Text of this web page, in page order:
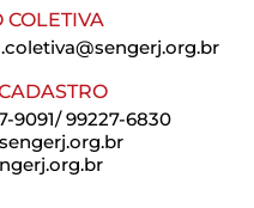
COLETIVA
9091/ 99227-6830